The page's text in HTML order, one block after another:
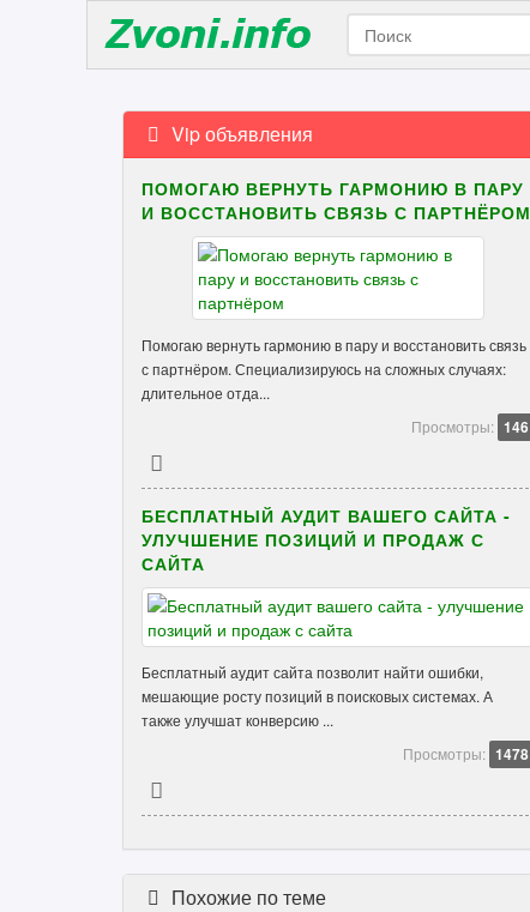
Vip объявления
ПОМОГАЮ ВЕРНУТЬ ГАРМОНИЮ В ПАРУ
И ВОССТАНОВИТЬ СВЯЗЬ С ПАРТНЁРОМ
Помогаю вернуть гармонию в пару и восстановить связь
с партнёром. Специализируюсь на сложных случаях:
длительное отда...
Просмотры: 146
БЕСПЛАТНЫЙ АУДИТ ВАШЕГО САЙТА -
УЛУЧШЕНИЕ ПОЗИЦИЙ И ПРОДАЖ С
САЙТА
Бесплатный аудит сайта позволит найти ошибки,
мешающие росту позиций в поисковых системах. А
также улучшат конверсию ...
Просмотры: 1478
Похожие по теме